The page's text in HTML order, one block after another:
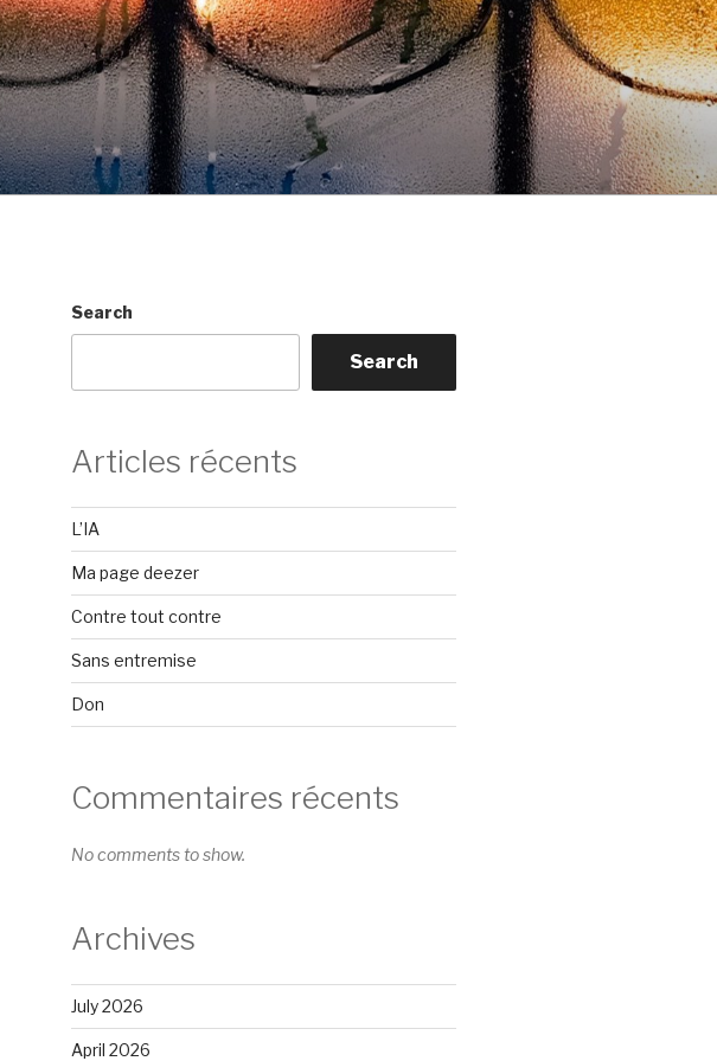
Search
Search
Articles récents
L’IA
Ma page deezer
Contre tout contre
Sans entremise
Don
Commentaires récents
No comments to show.
Archives
July 2026
April 2026